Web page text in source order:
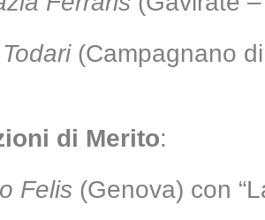
(Campagnano
di Merito:
Felis (Genova) con